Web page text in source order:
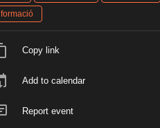
formació
Copy link
Add to calendar
Report event